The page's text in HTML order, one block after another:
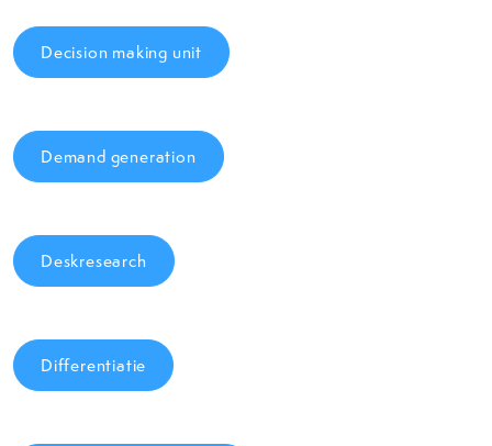
Decision making unit
Demand generation
Deskresearch
Differentiatie